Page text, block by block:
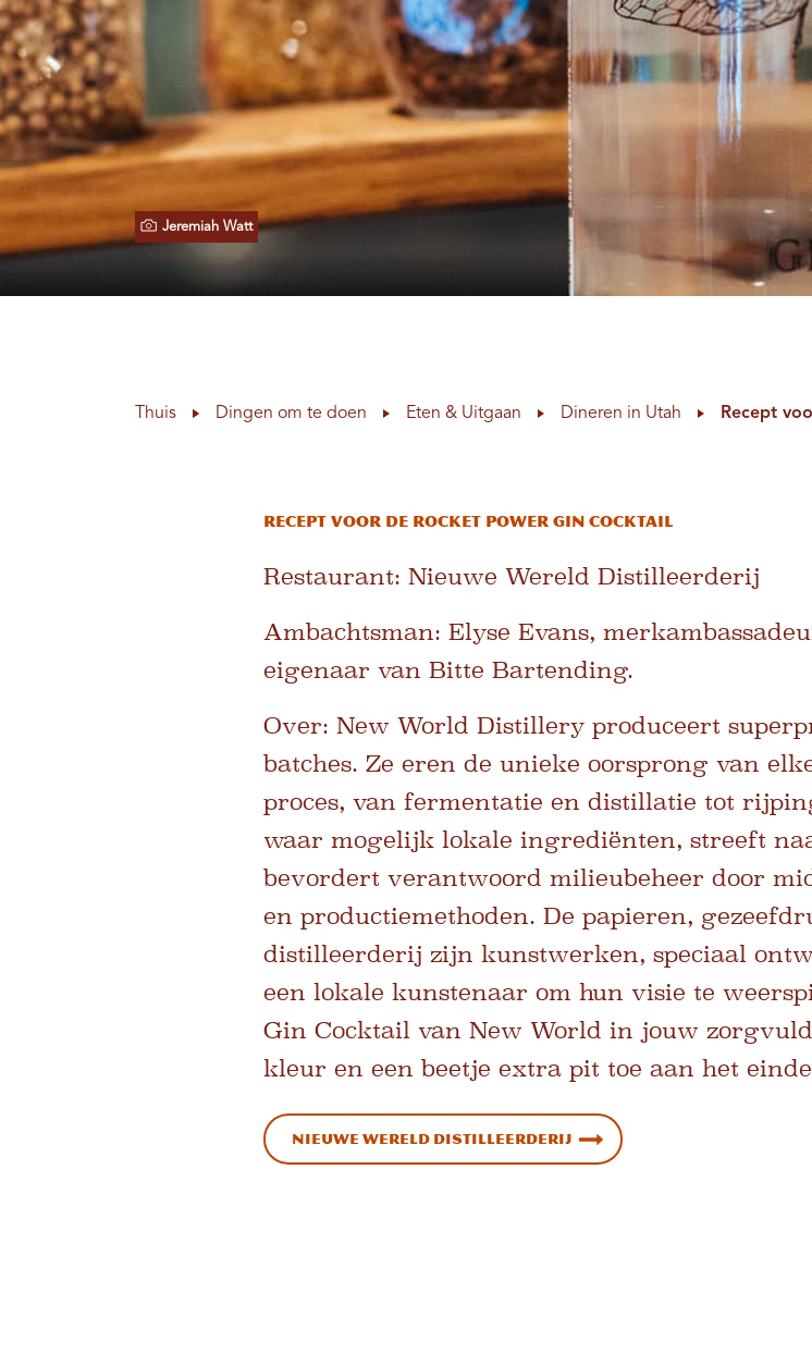
Jeremiah Watt
Thuis Dingen om te doen Eten & Uitgaan Dineren in Utah Recept
Recept voor de Rocket Power Gin Cocktail
Restaurant: Nieuwe Wereld Distilleerderij
Ambachtsman: Elyse Evans,
eigenaar van Bitte Bartending.
Over: New World Distillery produceert
batches. Ze eren de unieke oorsprong van
proces, van fermentatie en distillatie tot
waar mogelijk lokale ingrediënten, streeft
bevordert verantwoord milieubeheer door
en productiemethoden. De papieren,
distilleerderij zijn kunstwerken, speciaal
een lokale kunstenaar om hun visie te
Gin Cocktail van New World in jouw
kleur en een beetje extra pit toe aan het
Nieuwe Wereld Distilleerderij